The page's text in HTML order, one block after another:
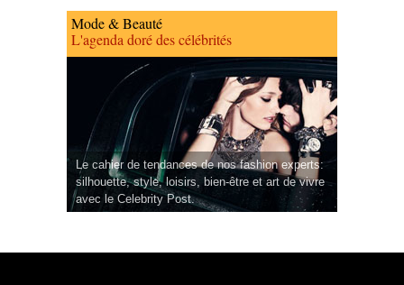
Mode & Beauté
L'agenda doré des célébrités
Le cahier de tendances de nos fashion experts:
silhouette, style, loisirs, bien-être et art de vivre
avec le Celebrity Post.